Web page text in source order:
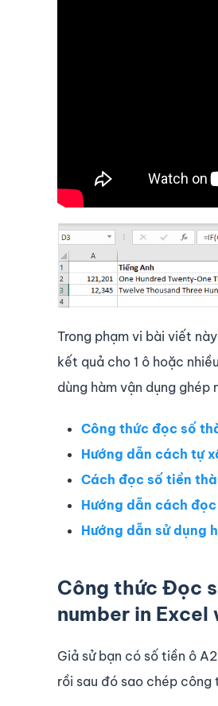
Trong phạm vi bài viết
kết quả cho 1 ô hoặc
dùng hàm vận dụng
Công thức đọc số
Hướng dẫn cách tự
Cách đọc số tiền
Hướng dẫn cách
Hướng dẫn sử dụng
Công thức Đọc
number in
Giả sử bạn có số tiền ô
rồi sau đó sao chép công